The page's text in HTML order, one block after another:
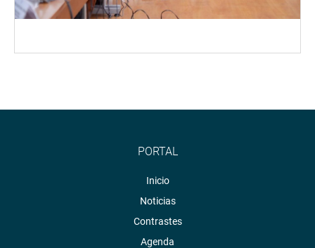
PORTAL
Inicio
Noticias
Contrastes
Agenda